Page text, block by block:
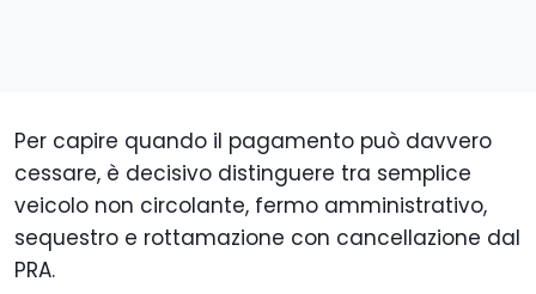
Per capire quando il pagamento può davvero
cessare, è decisivo distinguere tra semplice
veicolo non circolante, fermo amministrativo,
sequestro e rottamazione con cancellazione dal
PRA.